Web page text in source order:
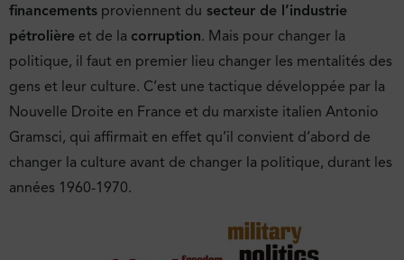
financements proviennent du secteur de l’industrie
pétrolière et de la corruption. Mais pour changer la
politique, il faut en premier lieu changer les mentalités des
gens et leur culture. C’est une tactique développée par la
Nouvelle Droite en France et du marxiste italien Antonio
Gramsci, qui affirmait en effet qu’il convient d’abord de
changer la culture avant de changer la politique, durant les
années 1960-1970.